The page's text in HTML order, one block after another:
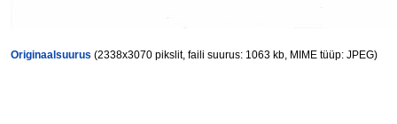
Originaalsuurus (2338x3070 pikslit, faili suurus: 1063 kb, MIME tüüp: JPEG)